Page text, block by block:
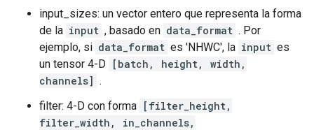
input_sizes: un vector entero que representa la forma
de la input , basado en data_format . Por
ejemplo, si data_format es 'NHWC', la input es
un tensor 4-D [batch, height, width,
channels] .
filter: 4-D con forma [filter_height,
filter_width, in_channels,